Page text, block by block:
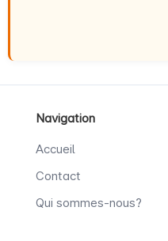
Navigation
Accueil
Contact
Qui sommes-nous?